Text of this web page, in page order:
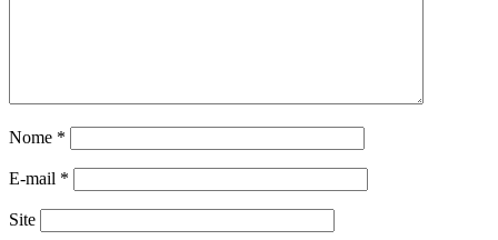
Nome *
E-mail *
Site